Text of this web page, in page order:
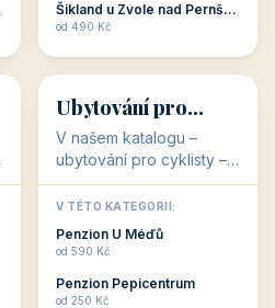
Šikland u Zvole nad Pernštejnem
od 490 Kč
🚴
🚴
32 objektů
Ubytování pro
cyklisty
V našem katalogu –
ubytování pro cyklisty –
jsou pro Vás připraveny
objekty, které jsou na
milovníky cykloturistiky
připraveny. Většinou mají
V TÉTO KATEGORII:
Penzion U Méďů
od 590 Kč
Penzion Pepicentrum
od 250 Kč